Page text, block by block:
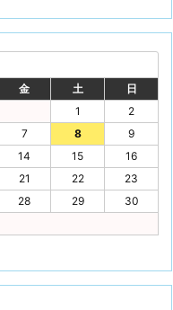
金 土
日
1
2
7 8
9
14 15
16
21 22
23
28 29
30